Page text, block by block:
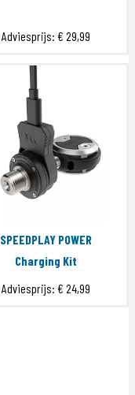
Adviesprijs: € 29,99
SPEEDPLAY POWER
Charging Kit
Adviesprijs: € 24,99